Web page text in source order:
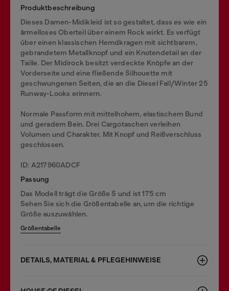
Produktbeschreibung
Dieses Damen-Midikleid ist so gestaltet, dass es wie ein
ärmelloses Oberteil über einem Rock wirkt. Es verfügt
über einen klassischen Hemdkragen mit sichtbarem,
gebrandetem Metallknopf und ein Knotendetail an der
Taille. Der Midirock besitzt verdeckte Knöpfe an der
Vorderseite und eine fließende Silhouette mit
geschwungenen Seiten, die an die Diesel Fall/Winter 25
Runway-Looks erinnern.
Normale Passform mit mittelhohem, elastischem Bund
und geradem Bein. Drei Cargotaschen verleihen
Volumen und Charakter. Mit Knopf und Reißverschluss
geschlossen.
ID: A217960ADCF
Passung
Das Modell trägt die Größe S und ist 175 cm
Sehen Sie sich die Größentabelle an, um die richtige
Größe auszuwählen.
Größentabelle
DETAILS, MATERIAL & PFLEGEHINWEISE